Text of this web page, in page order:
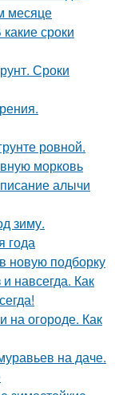
месяце
сроки
Сроки
ровной.
морковь
алычи
зиму.
года
новую подборку
навсегда. Как
на огороде. Как
на даче.